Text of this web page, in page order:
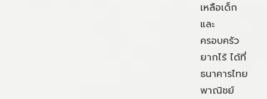
เหลือเด็ก
และ
ครอบครัว
ยากไร้ ได้ที่
ธนาคารไทย
พาณิชย์